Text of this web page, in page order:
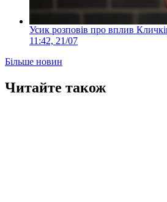
Усик розповів про вплив
11:42, 21/07
Більше новин
Читайте також